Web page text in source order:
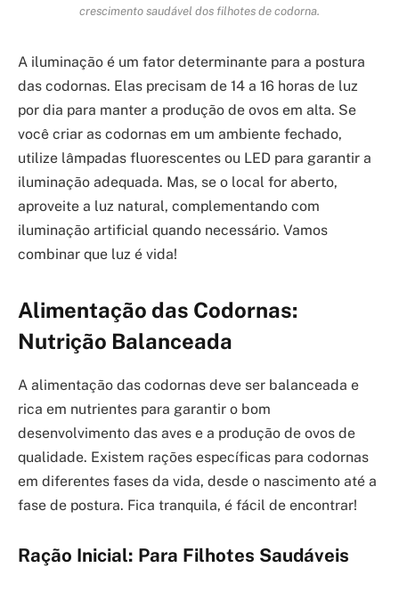
crescimento saudável dos filhotes de codorna.
A iluminação é um fator determinante para a postura
das codornas. Elas precisam de 14 a 16 horas de luz
por dia para manter a produção de ovos em alta. Se
você criar as codornas em um ambiente fechado,
utilize lâmpadas fluorescentes ou LED para garantir a
iluminação adequada. Mas, se o local for aberto,
aproveite a luz natural, complementando com
iluminação artificial quando necessário. Vamos
combinar que luz é vida!
Alimentação das Codornas:
Nutrição Balanceada
A alimentação das codornas deve ser balanceada e
rica em nutrientes para garantir o bom
desenvolvimento das aves e a produção de ovos de
qualidade. Existem rações específicas para codornas
em diferentes fases da vida, desde o nascimento até a
fase de postura. Fica tranquila, é fácil de encontrar!
Ração Inicial: Para Filhotes Saudáveis